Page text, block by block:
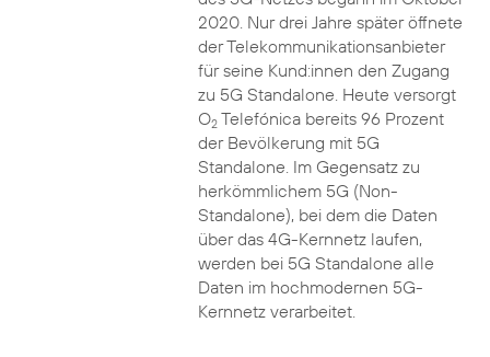
2020. Nur drei Jahre später öffnete
der Telekommunikationsanbieter
für seine Kund:innen den Zugang
zu 5G Standalone. Heute versorgt
O2Telefónica bereits 96 Prozent
der Bevölkerung mit 5G
Standalone. Im Gegensatz zu
herkömmlichem 5G (Non-
Standalone), bei dem die Daten
über das 4G-Kernnetz laufen,
werden bei 5G Standalone alle
Daten im hochmodernen 5G-
Kernnetz verarbeitet.